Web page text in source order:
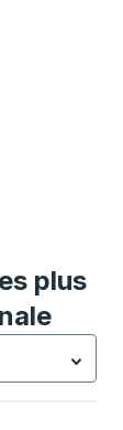
plus
sélection est